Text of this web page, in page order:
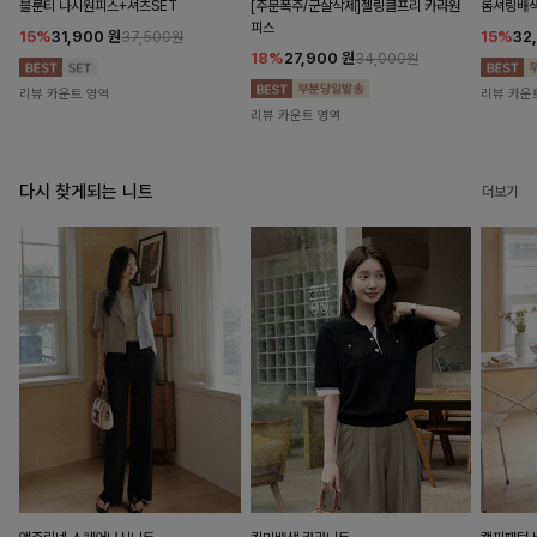
블룬티 나시원피스+셔츠SET
15%31,900 원37,500원
리뷰 카운트 영역
[주문폭주/군살삭제]젤링클프리 카라원
피스
18%27,900 원34,000원
리뷰 카운트 영역
롬셔링배
15%
리뷰 카운
다시 찾게되는 니트 더보기